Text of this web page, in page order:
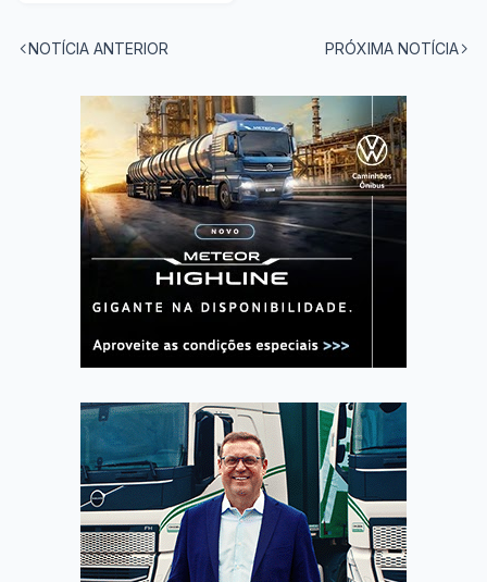
NOTÍCIA ANTERIOR PRÓXIMA NOTÍCIA